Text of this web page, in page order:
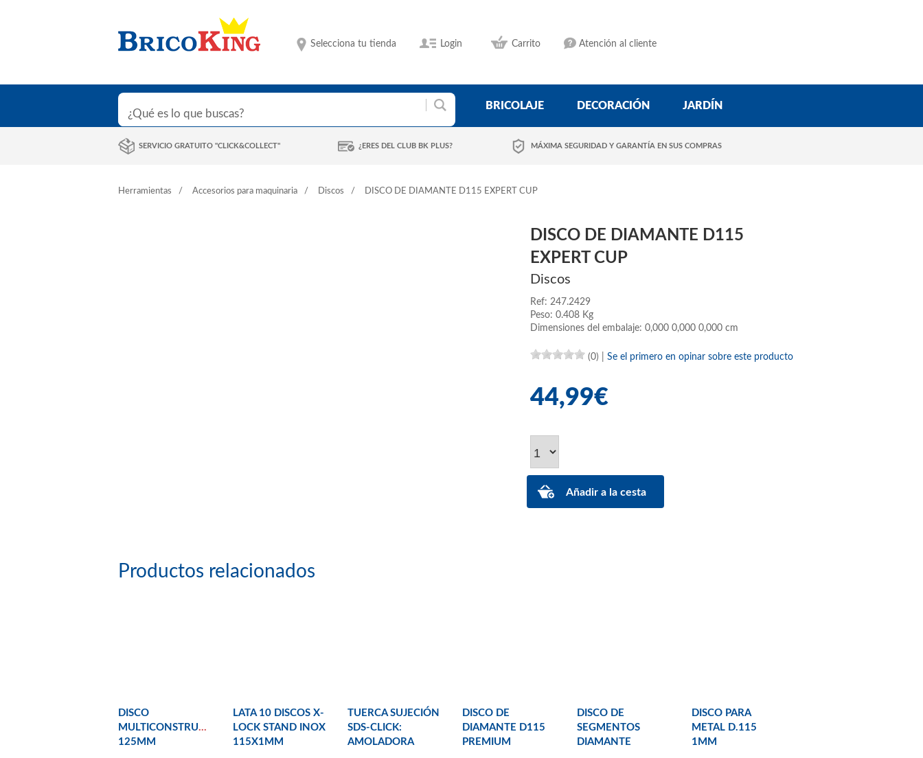
Selecciona tu tienda Login Carrito Atención al cliente
BRICOLAJE DECORACIÓN JARDÍN
SERVICIO GRATUITO "CLICK&COLLECT" ¿ERES DEL CLUB BK PLUS? MÁXIMA SEGURIDAD Y GARANTÍA EN SUS COMPRAS
Herramientas Accesorios para maquinaria Discos DISCO DE DIAMANTE D115 EXPERT CUP
DISCO DE DIAMANTE D115
EXPERT CUP
Discos
Ref: 247.2429
Peso: 0.408 Kg
Dimensiones del embalaje: 0,000 0,000 0,000 cm
(0) Se el primero en opinar sobre este producto
44,99€
Productos relacionados
DISCO
MULTICONSTRUCTION
125MM
LATA 10 DISCOS X-
LOCK STAND INOX
115X1MM
TUERCA SUJECIÓN
SDS-CLICK:
AMOLADORA
DISCO DE
DIAMANTE D115
PREMIUM
DISCO DE
SEGMENTOS
DIAMANTE
DISCO PARA
METAL D.115
1MM